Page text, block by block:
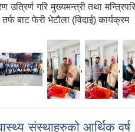
गरि मुख्यमन्त्री तथा
बाट फेरी भेटौला (विदाई) कार्यक्रम ।
, , ,
संस्थाहरुको आर्थिक